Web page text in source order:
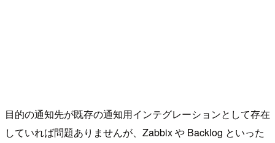
目的の通知先が既存の通知用インテグレーションとして存在
していれば問題ありませんが、Zabbix や Backlog といった